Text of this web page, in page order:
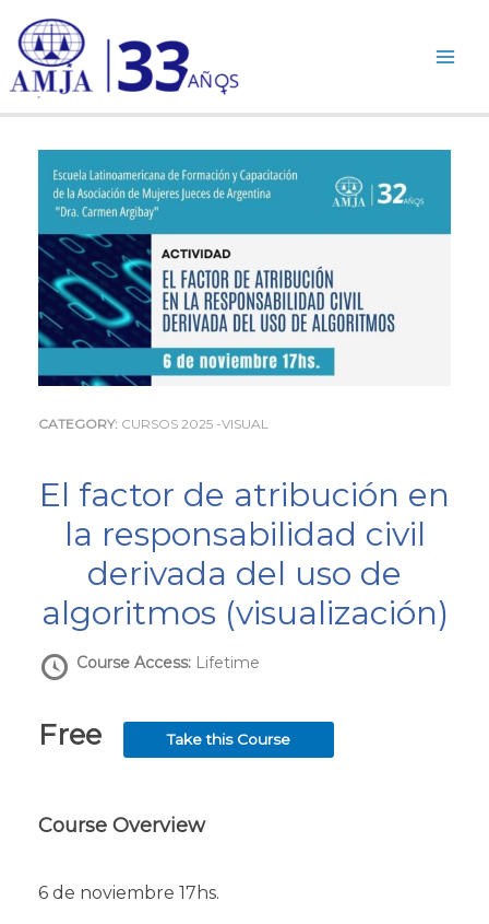
contenido
CATEGORY: CURSOS 2025 -VISUAL
El factor de atribución en
la responsabilidad civil
derivada del uso de
algoritmos (visualización)
Course Access: Lifetime
Free Take this Course
Course Overview
6 de noviembre 17hs.